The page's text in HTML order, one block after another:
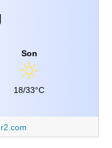
Son
18/33°C